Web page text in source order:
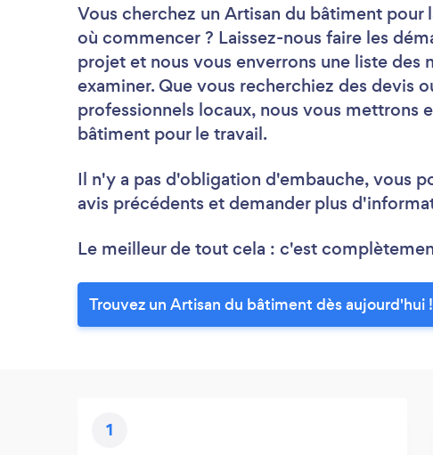
Vous cherchez un Artisan du bâtiment pour
où commencer ? Laissez-nous faire les
projet et nous vous enverrons une liste des
examiner. Que vous recherchiez des devis
professionnels locaux, nous vous mettrons
bâtiment pour le travail.
Il n'y a pas d'obligation d'embauche, vous
avis précédents et demander plus
Le meilleur de tout cela : c'est
Trouvez un Artisan du bâtiment dès aujourd'hui !
1